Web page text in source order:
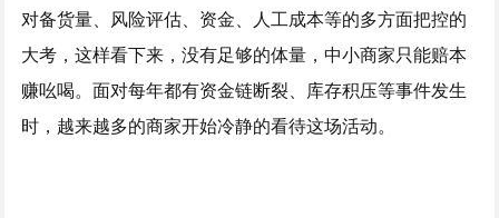
对备货量、风险评估、资金、人工成本等的多方面把控的
大考，这样看下来，没有足够的体量，中小商家只能赔本
赚吆喝。面对每年都有资金链断裂、库存积压等事件发生
时，越来越多的商家开始冷静的看待这场活动。